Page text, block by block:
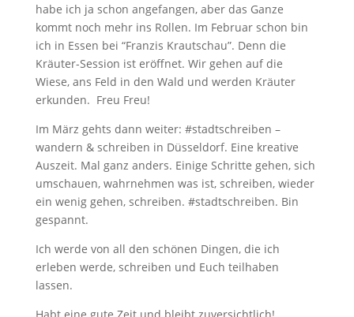
habe ich ja schon angefangen, aber das Ganze
kommt noch mehr ins Rollen. Im Februar schon bin
ich in Essen bei “Franzis Krautschau”. Denn die
Kräuter-Session ist eröffnet. Wir gehen auf die
Wiese, ans Feld in den Wald und werden Kräuter
erkunden. Freu Freu!
Im März gehts dann weiter: #stadtschreiben –
wandern & schreiben in Düsseldorf. Eine kreative
Auszeit. Mal ganz anders. Einige Schritte gehen, sich
umschauen, wahrnehmen was ist, schreiben, wieder
ein wenig gehen, schreiben. #stadtschreiben. Bin
gespannt.
Ich werde von all den schönen Dingen, die ich
erleben werde, schreiben und Euch teilhaben
lassen.